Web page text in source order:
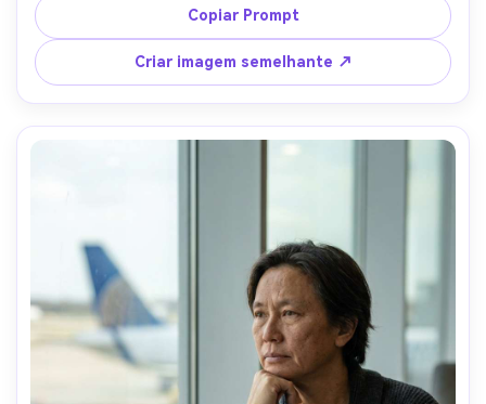
como um estúdio interior, Canon EOS R3, 85mm f/1.4,
enquadramento de três quartos, composição centrada,
humor de moda polido, tecido realista, sombras naturais,
alta resolução, foco nítido, classificação editorial neutra-
AR 4:5
Copiar Prompt
Criar imagem semelhante ↗